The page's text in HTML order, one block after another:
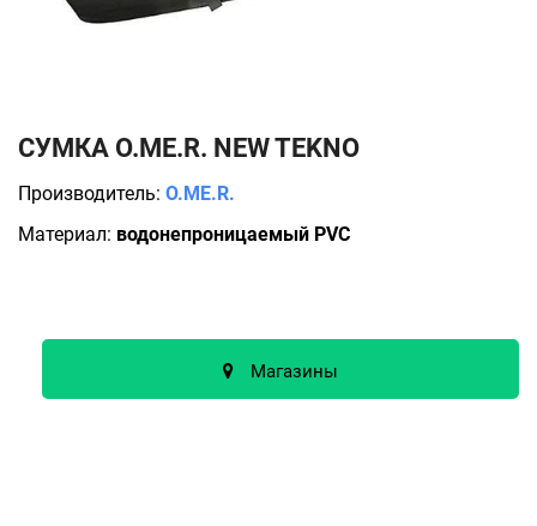
СУМКА O.ME.R. NEW TEKNO
Производитель: O.ME.R.
Материал: водонепроницаемый PVC
Магазины